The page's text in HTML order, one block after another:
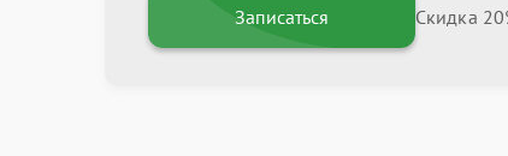
Записаться Скидка